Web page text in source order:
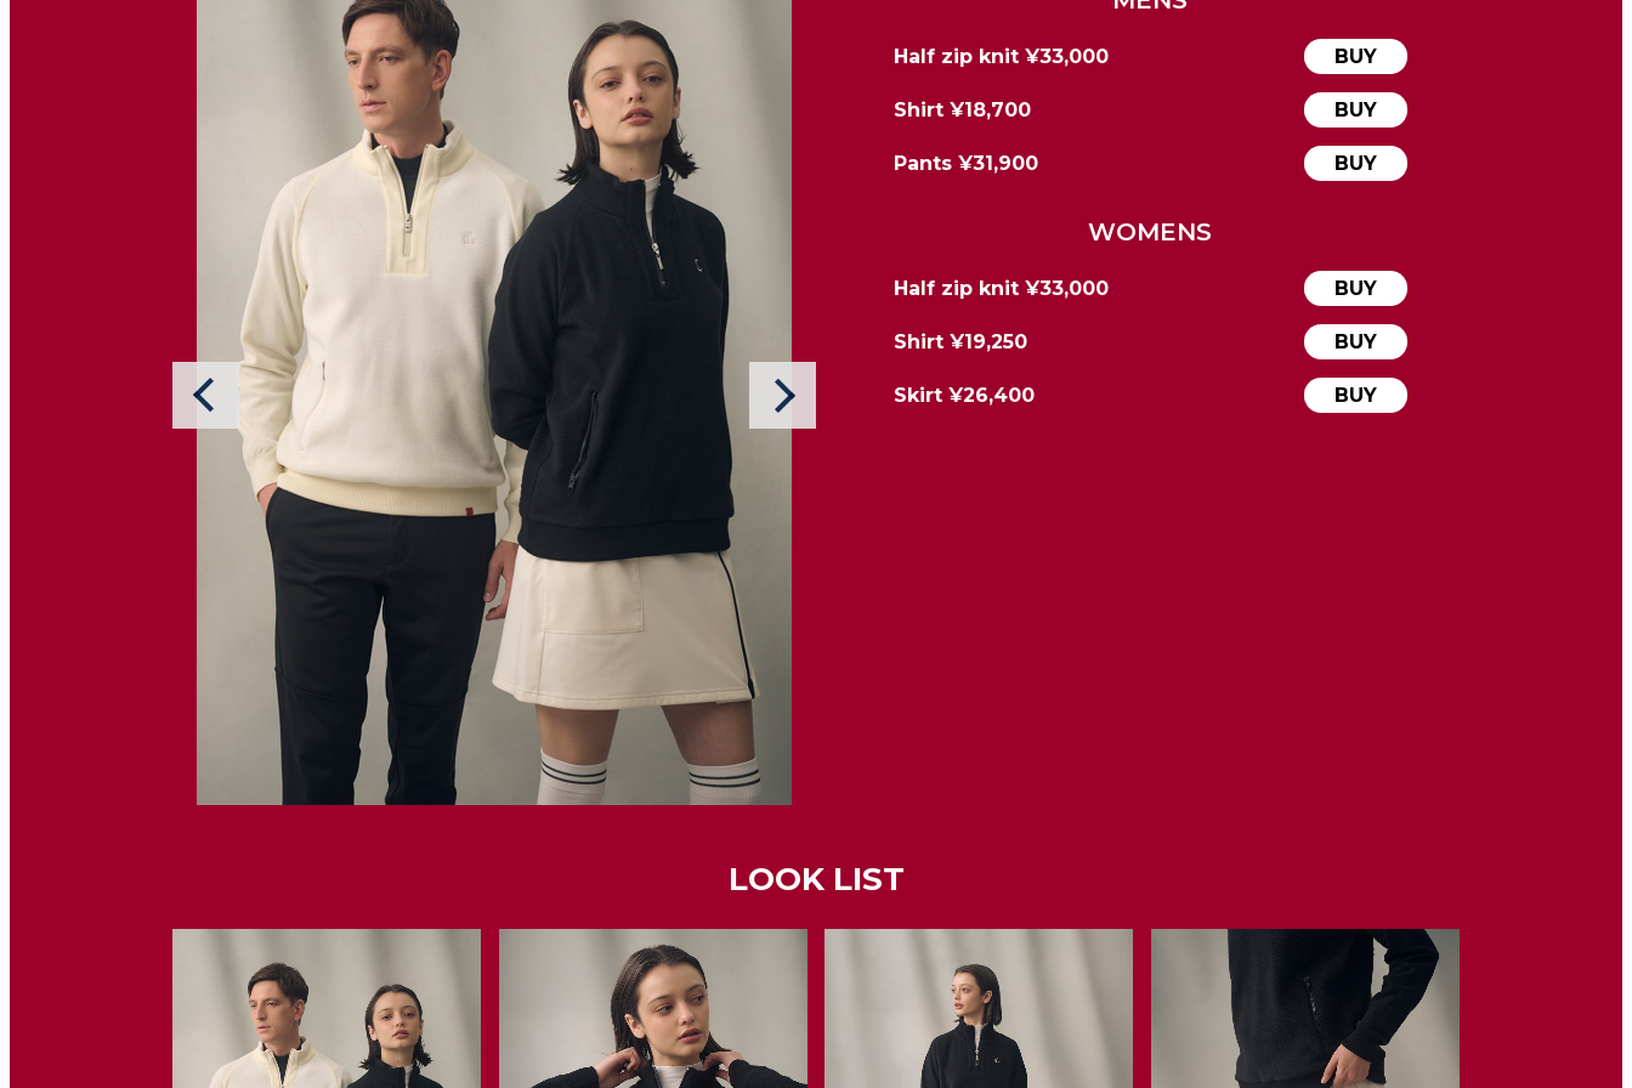
Half zip knit ¥33,000 BUY
Shirt ¥18,700 BUY
Pants ¥31,900 BUY
WOMENS
Half zip knit ¥33,000 BUY
Shirt ¥19,250 BUY
Skirt ¥26,400 BUY
LOOK LIST